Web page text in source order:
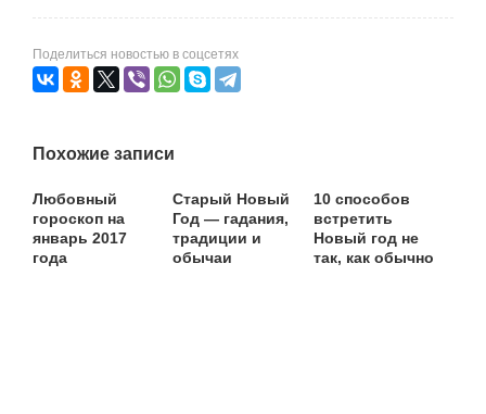
Поделиться новостью в соцсетях
Похожие записи
Любовный
гороскоп на
январь 2017
года
Старый Новый
Год — гадания,
традиции и
обычаи
10 способов
встретить
Новый год не
так, как обычно